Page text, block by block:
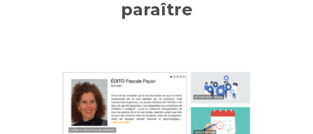
paraître